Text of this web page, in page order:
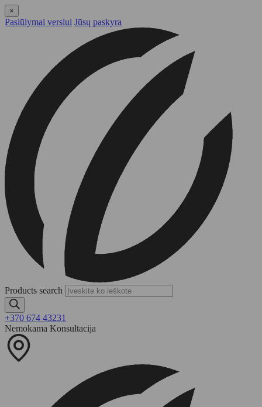
×
Pasiūlymai verslui Jūsų paskyra
Products search
+370 674 43231
Nemokama Konsultacija